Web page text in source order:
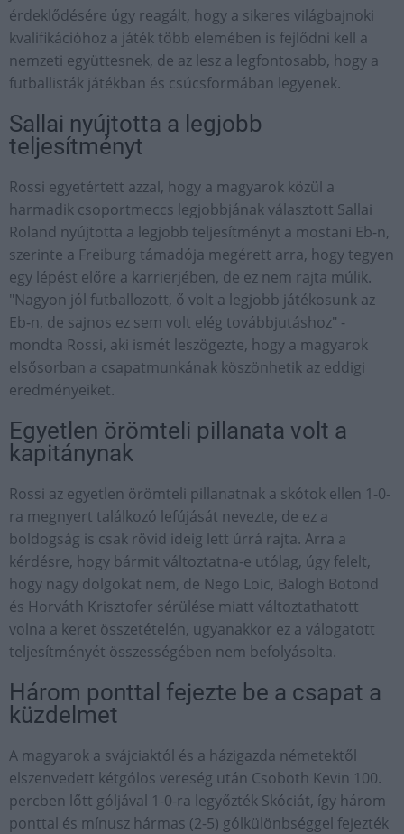
érdeklődésére úgy reagált, hogy a sikeres világbajnoki
kvalifikációhoz a játék több elemében is fejlődni kell a
nemzeti együttesnek, de az lesz a legfontosabb, hogy a
futballisták játékban és csúcsformában legyenek.
Sallai nyújtotta a legjobb
teljesítményt
Rossi egyetértett azzal, hogy a magyarok közül a
harmadik csoportmeccs legjobbjának választott Sallai
Roland nyújtotta a legjobb teljesítményt a mostani Eb-n,
szerinte a Freiburg támadója megérett arra, hogy tegyen
egy lépést előre a karrierjében, de ez nem rajta múlik.
"Nagyon jól futballozott, ő volt a legjobb játékosunk az
Eb-n, de sajnos ez sem volt elég továbbjutáshoz" -
mondta Rossi, aki ismét leszögezte, hogy a magyarok
elsősorban a csapatmunkának köszönhetik az eddigi
eredményeiket.
Egyetlen örömteli pillanata volt a
kapitánynak
Rossi az egyetlen örömteli pillanatnak a skótok ellen 1-0-
ra megnyert találkozó lefújását nevezte, de ez a
boldogság is csak rövid ideig lett úrrá rajta. Arra a
kérdésre, hogy bármit változtatna-e utólag, úgy felelt,
hogy nagy dolgokat nem, de Nego Loic, Balogh Botond
és Horváth Krisztofer sérülése miatt változtathatott
volna a keret összetételén, ugyanakkor ez a válogatott
teljesítményét összességében nem befolyásolta.
Három ponttal fejezte be a csapat a
küzdelmet
A magyarok a svájciaktól és a házigazda németektől
elszenvedett kétgólos vereség után Csoboth Kevin 100.
percben lőtt góljával 1-0-ra legyőzték Skóciát, így három
ponttal és mínusz hármas (2-5) gólkülönbséggel fejezték